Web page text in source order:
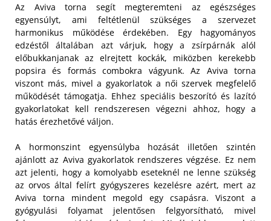
Az Aviva torna segít megteremteni az egészséges
egyensúlyt, ami feltétlenül szükséges a szervezet
harmonikus működése érdekében. Egy hagyományos
edzéstől általában azt várjuk, hogy a zsírpárnák alól
előbukkanjanak az elrejtett kockák, miközben kerekebb
popsira és formás combokra vágyunk. Az Aviva torna
viszont más, mivel a gyakorlatok a női szervek megfelelő
működését támogatja. Ehhez speciális beszorító és lazító
gyakorlatokat kell rendszeresen végezni ahhoz, hogy a
hatás érezhetővé váljon.
A hormonszint egyensúlyba hozását illetően szintén
ajánlott az Aviva gyakorlatok rendszeres végzése. Ez nem
azt jelenti, hogy a komolyabb eseteknél ne lenne szükség
az orvos által felírt gyógyszeres kezelésre azért, mert az
Aviva torna mindent megold egy csapásra. Viszont a
gyógyulási folyamat jelentősen felgyorsítható, mivel